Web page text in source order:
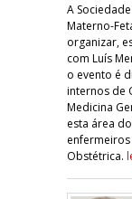
A
Materno-
organizar,
com Luís
o evento é
internos de
Medicina
esta área
enfermeiros
Obstétrica.